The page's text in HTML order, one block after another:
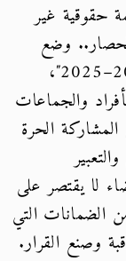
حقوقية غير
وضع
الفضاء المدني في مصر خلال الفترة 2013–2025″،
والجماعات
الحرة
لا يقتصر على
الضمانات التي
وصنع القرار.